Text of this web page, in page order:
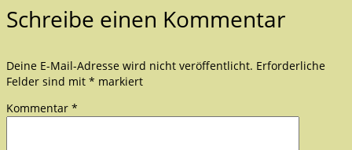
Schreibe einen Kommentar
Deine E-Mail-Adresse wird nicht veröffentlicht. Erforderliche
Felder sind mit * markiert
Kommentar *